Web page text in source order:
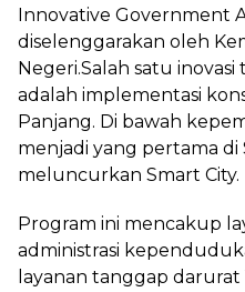
Innovative Government
diselenggarakan oleh
Negeri.Salah satu
adalah implementasi
Panjang. Di bawah
menjadi yang pertama di
meluncurkan Smart City.
Program ini mencakup
administrasi
layanan tanggap darurat